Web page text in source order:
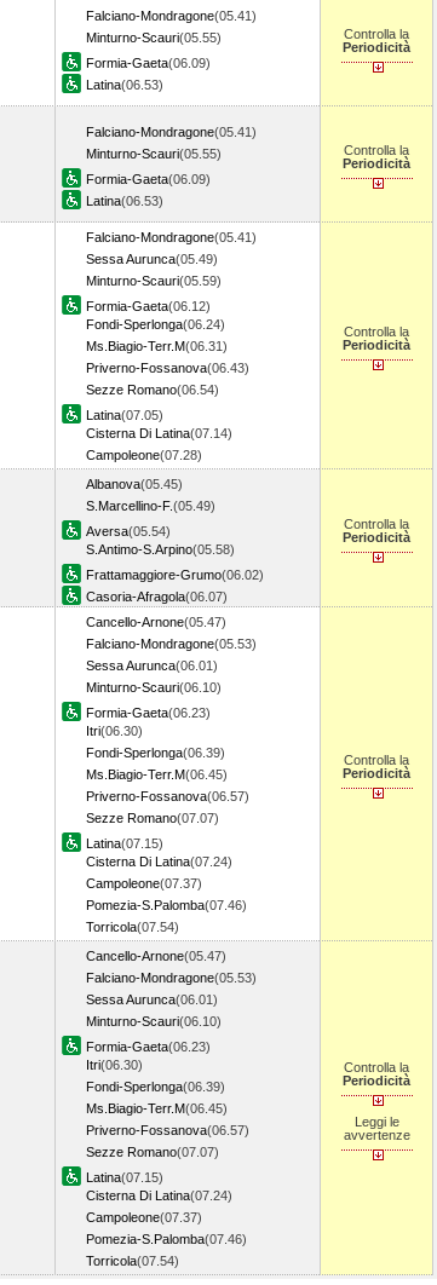
Falciano-Mondragone(05.41)
Minturno-Scauri(05.55)
Formia-Gaeta(06.09)
Latina(06.53)
Controlla la
Periodicità
Falciano-Mondragone(05.41)
Minturno-Scauri(05.55)
Formia-Gaeta(06.09)
Latina(06.53)
Controlla la
Periodicità
Falciano-Mondragone(05.41)
Sessa Aurunca(05.49)
Minturno-Scauri(05.59)
Formia-Gaeta(06.12)
Fondi-Sperlonga(06.24)
Ms.Biagio-Terr.M(06.31)
Priverno-Fossanova(06.43)
Sezze Romano(06.54)
Latina(07.05)
Cisterna Di Latina(07.14)
Campoleone(07.28)
Controlla la
Periodicità
Albanova(05.45)
S.Marcellino-F.(05.49)
Aversa(05.54)
S.Antimo-S.Arpino(05.58)
Frattamaggiore-Grumo(06.02)
Casoria-Afragola(06.07)
Controlla la
Periodicità
Cancello-Arnone(05.47)
Falciano-Mondragone(05.53)
Sessa Aurunca(06.01)
Minturno-Scauri(06.10)
Formia-Gaeta(06.23)
Itri(06.30)
Fondi-Sperlonga(06.39)
Ms.Biagio-Terr.M(06.45)
Priverno-Fossanova(06.57)
Sezze Romano(07.07)
Latina(07.15)
Cisterna Di Latina(07.24)
Campoleone(07.37)
Pomezia-S.Palomba(07.46)
Torricola(07.54)
Controlla la
Periodicità
Cancello-Arnone(05.47)
Falciano-Mondragone(05.53)
Sessa Aurunca(06.01)
Minturno-Scauri(06.10)
Formia-Gaeta(06.23)
Itri(06.30)
Fondi-Sperlonga(06.39)
Ms.Biagio-Terr.M(06.45)
Priverno-Fossanova(06.57)
Sezze Romano(07.07)
Latina(07.15)
Cisterna Di Latina(07.24)
Campoleone(07.37)
Pomezia-S.Palomba(07.46)
Torricola(07.54)
Controlla la
Periodicità
Leggi le
avvertenze